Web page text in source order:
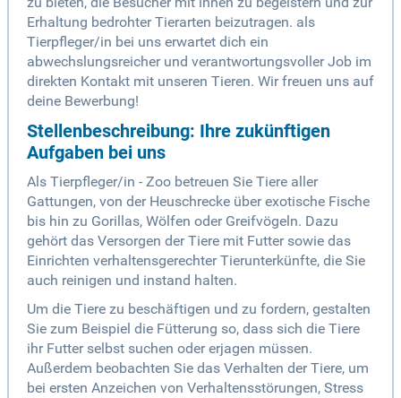
Erhaltung bedrohter Tierarten beizutragen. als
Tierpfleger/in bei uns erwartet dich ein
abwechslungsreicher und verantwortungsvoller Job im
direkten Kontakt mit unseren Tieren. Wir freuen uns auf
deine Bewerbung!
Stellenbeschreibung: Ihre zukünftigen
Aufgaben bei uns
Als Tierpfleger/in - Zoo betreuen Sie Tiere aller
Gattungen, von der Heuschrecke über exotische Fische
bis hin zu Gorillas, Wölfen oder Greifvögeln. Dazu
gehört das Versorgen der Tiere mit Futter sowie das
Einrichten verhaltensgerechter Tierunterkünfte, die Sie
auch reinigen und instand halten.
Um die Tiere zu beschäftigen und zu fordern, gestalten
Sie zum Beispiel die Fütterung so, dass sich die Tiere
ihr Futter selbst suchen oder erjagen müssen.
Außerdem beobachten Sie das Verhalten der Tiere, um
bei ersten Anzeichen von Verhaltensstörungen, Stress